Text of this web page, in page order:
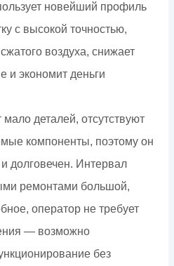
новейший профиль
с высокой точностью,
воздуха, снижает
и экономит деньги
деталей, отсутствуют
компоненты, поэтому он
долговечен. Интервал
ремонтами большой,
оператор не требует
— возможно
без